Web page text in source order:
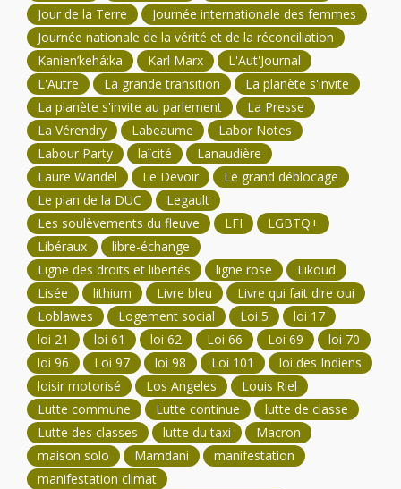
Jour de la Terre
Journée internationale des femmes
Journée nationale de la vérité et de la réconciliation
Kanien’kehá:ka
Karl Marx
L'Aut'Journal
L'Autre
La grande transition
La planète s'invite
La planète s'invite au parlement
La Presse
La Vérendry
Labeaume
Labor Notes
Labour Party
laïcité
Lanaudière
Laure Waridel
Le Devoir
Le grand déblocage
Le plan de la DUC
Legault
Les soulèvements du fleuve
LFI
LGBTQ+
Libéraux
libre-échange
Ligne des droits et libertés
ligne rose
Likoud
Lisée
lithium Livre bleu
Livre qui fait dire oui
Loblawes
Logement social Loi 5
loi 17
loi 21
loi 61 loi 62 Loi 66 Loi 69
loi 70
loi 96
Loi 97 loi 98 Loi 101
loi des Indiens
loisir motorisé
Los Angeles
Louis Riel
Lutte commune
Lutte continue
lutte de classe
Lutte des classes
lutte du taxi
Macron
maison solo
Mamdani
manifestation
manifestation climat